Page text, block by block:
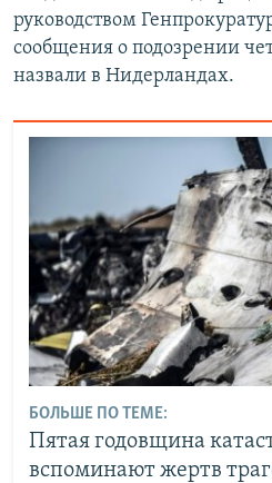
руководством
сообщения о подозрении
назвали в Нидерландах.
БОЛЬШЕ ПО ТЕМЕ:
Пятая годовщина
вспоминают жертв